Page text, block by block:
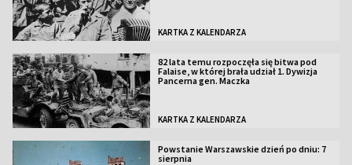
KARTKA Z KALENDARZA
82 lata temu rozpoczęła się bitwa pod
Falaise, w której brała udział 1. Dywizja
Pancerna gen. Maczka
KARTKA Z KALENDARZA
Powstanie Warszawskie dzień po dniu: 7
sierpnia